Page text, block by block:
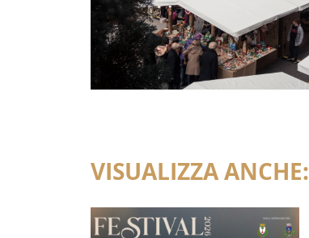
VISUALIZZA ANCHE: